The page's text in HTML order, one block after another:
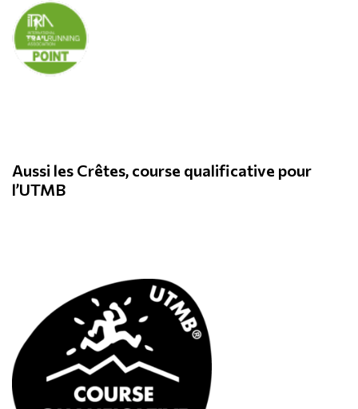
Aussi les Crêtes, course qualificative pour
l’UTMB